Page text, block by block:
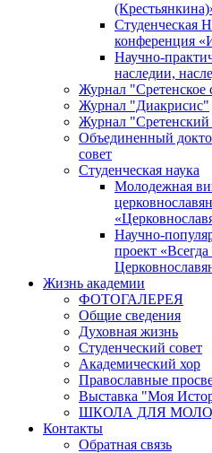
Студенческая
конференция
Научно-
наследии,
Журнал "Сретенское
Журнал "Диакрисис"
Журнал "Сретенский
Объединенный
совет
Студенческая наука
Молодежная
Научно-
проект
Жизнь академии
ФОТОГАЛЕРЕЯ
Общие сведения
Духовная жизнь
Студенческий совет
Академический хор
Православные
Выставка "Моя
ШКОЛА ДЛЯ
Контакты
Обратная связь